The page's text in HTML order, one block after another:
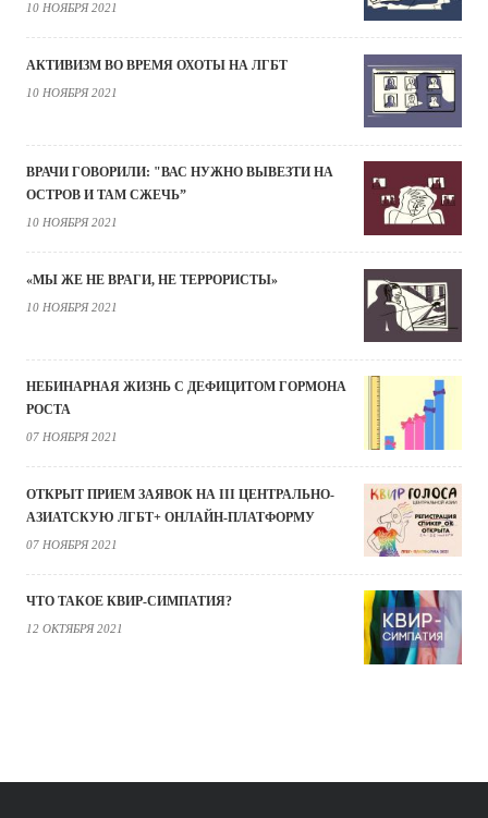
10 НОЯБРЯ 2021
АКТИВИЗМ ВО ВРЕМЯ ОХОТЫ НА ЛГБТ
10 НОЯБРЯ 2021
ВРАЧИ ГОВОРИЛИ: "ВАС НУЖНО ВЫВЕЗТИ НА
ОСТРОВ И ТАМ СЖЕЧЬ”
10 НОЯБРЯ 2021
«МЫ ЖЕ НЕ ВРАГИ, НЕ ТЕРРОРИСТЫ»
10 НОЯБРЯ 2021
НЕБИНАРНАЯ ЖИЗНЬ С ДЕФИЦИТОМ ГОРМОНА
РОСТА
07 НОЯБРЯ 2021
ОТКРЫТ ПРИЕМ ЗАЯВОК НА III ЦЕНТРАЛЬНО-
АЗИАТСКУЮ ЛГБТ+ ОНЛАЙН-ПЛАТФОРМУ
07 НОЯБРЯ 2021
ЧТО ТАКОЕ КВИР-СИМПАТИЯ?
12 ОКТЯБРЯ 2021